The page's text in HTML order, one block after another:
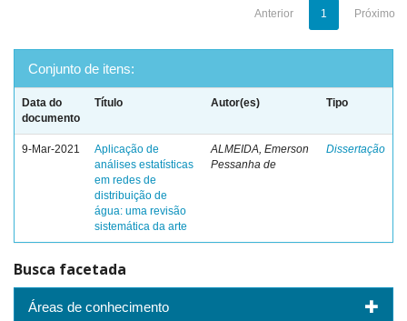
Anterior 1 Próximo
Conjunto de itens:
Data do
documento
Título Autor(es) Tipo
9-Mar-2021
Aplicação de
análises estatísticas
em redes de
distribuição de
água: uma revisão
sistemática da arte
ALMEIDA, Emerson
Pessanha de
Dissertação
Busca facetada
Áreas de conhecimento